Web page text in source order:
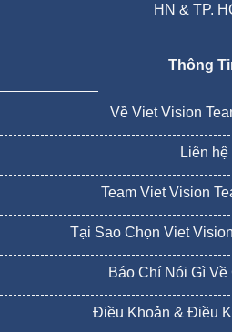
HN & TP.
Thông
Về Viet Vision
Liên hệ
Team Viet Vision
Tại Sao Chọn Viet
Báo Chí Nói Gì Về
Điều Khoản & Điều